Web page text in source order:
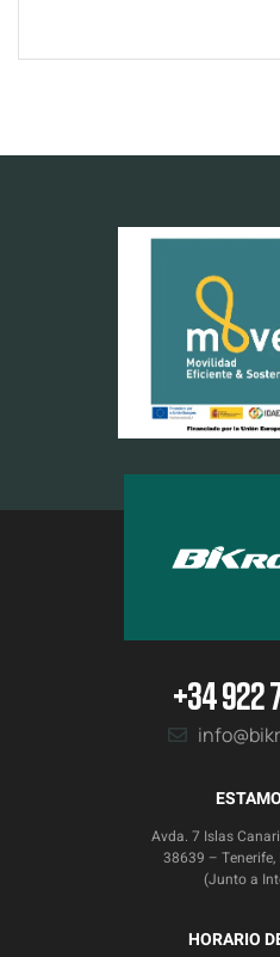
+34 922
Avda. 7 Islas
38639 –
(Junto a
HORARIO